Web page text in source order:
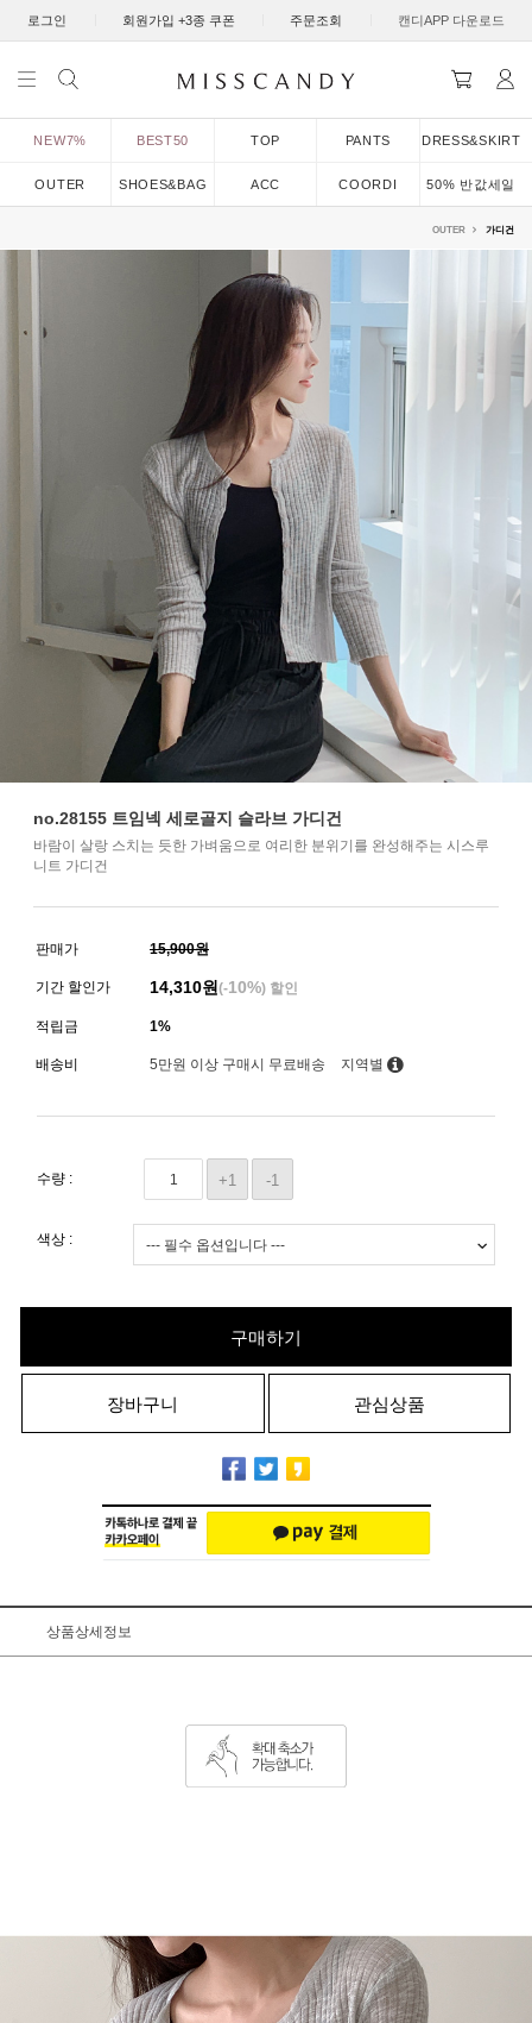
로그인 회원가입 +3종 쿠폰 주문조회 캔디APP 다운로드
NEW7% BEST50 TOP PANTS DRESS&SKIRT
OUTER SHOES&BAG ACC COORDI 50% 반값세일
OUTER 가디건
no.28155 트임넥 세로골지 슬라브 가디건
바람이 살랑 스치는 듯한 가벼움으로 여리한 분위기를 완성해주는 시스루
니트 가디건
판매가 15,900원
기간 할인가 14,310원 (-10%) 할인
적립금 1%
배송비 5만원 이상 구매시 무료배송 지역별
수량 : +1 -1
색상 :
구매하기
장바구니 관심상품
상품상세정보